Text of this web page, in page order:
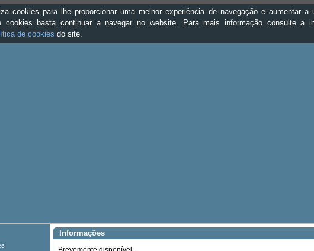
cookies para lhe proporcionar uma melhor experiência de navegação e aumentar a
basta continuar a navegar no website. Para mais informação consulte a
de cookies do site.
Informações